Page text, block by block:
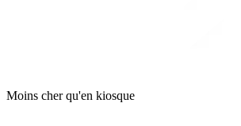
Moins cher qu'en kiosque